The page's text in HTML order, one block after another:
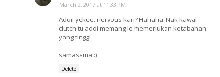
March 2, 2017 at 11:33 PM
Adoii yekee. nervous kan? Hahaha. Nak kawal
clutch tu adoi memang le memerlukan ketabahan
yang tinggi.
samasama :)
Delete